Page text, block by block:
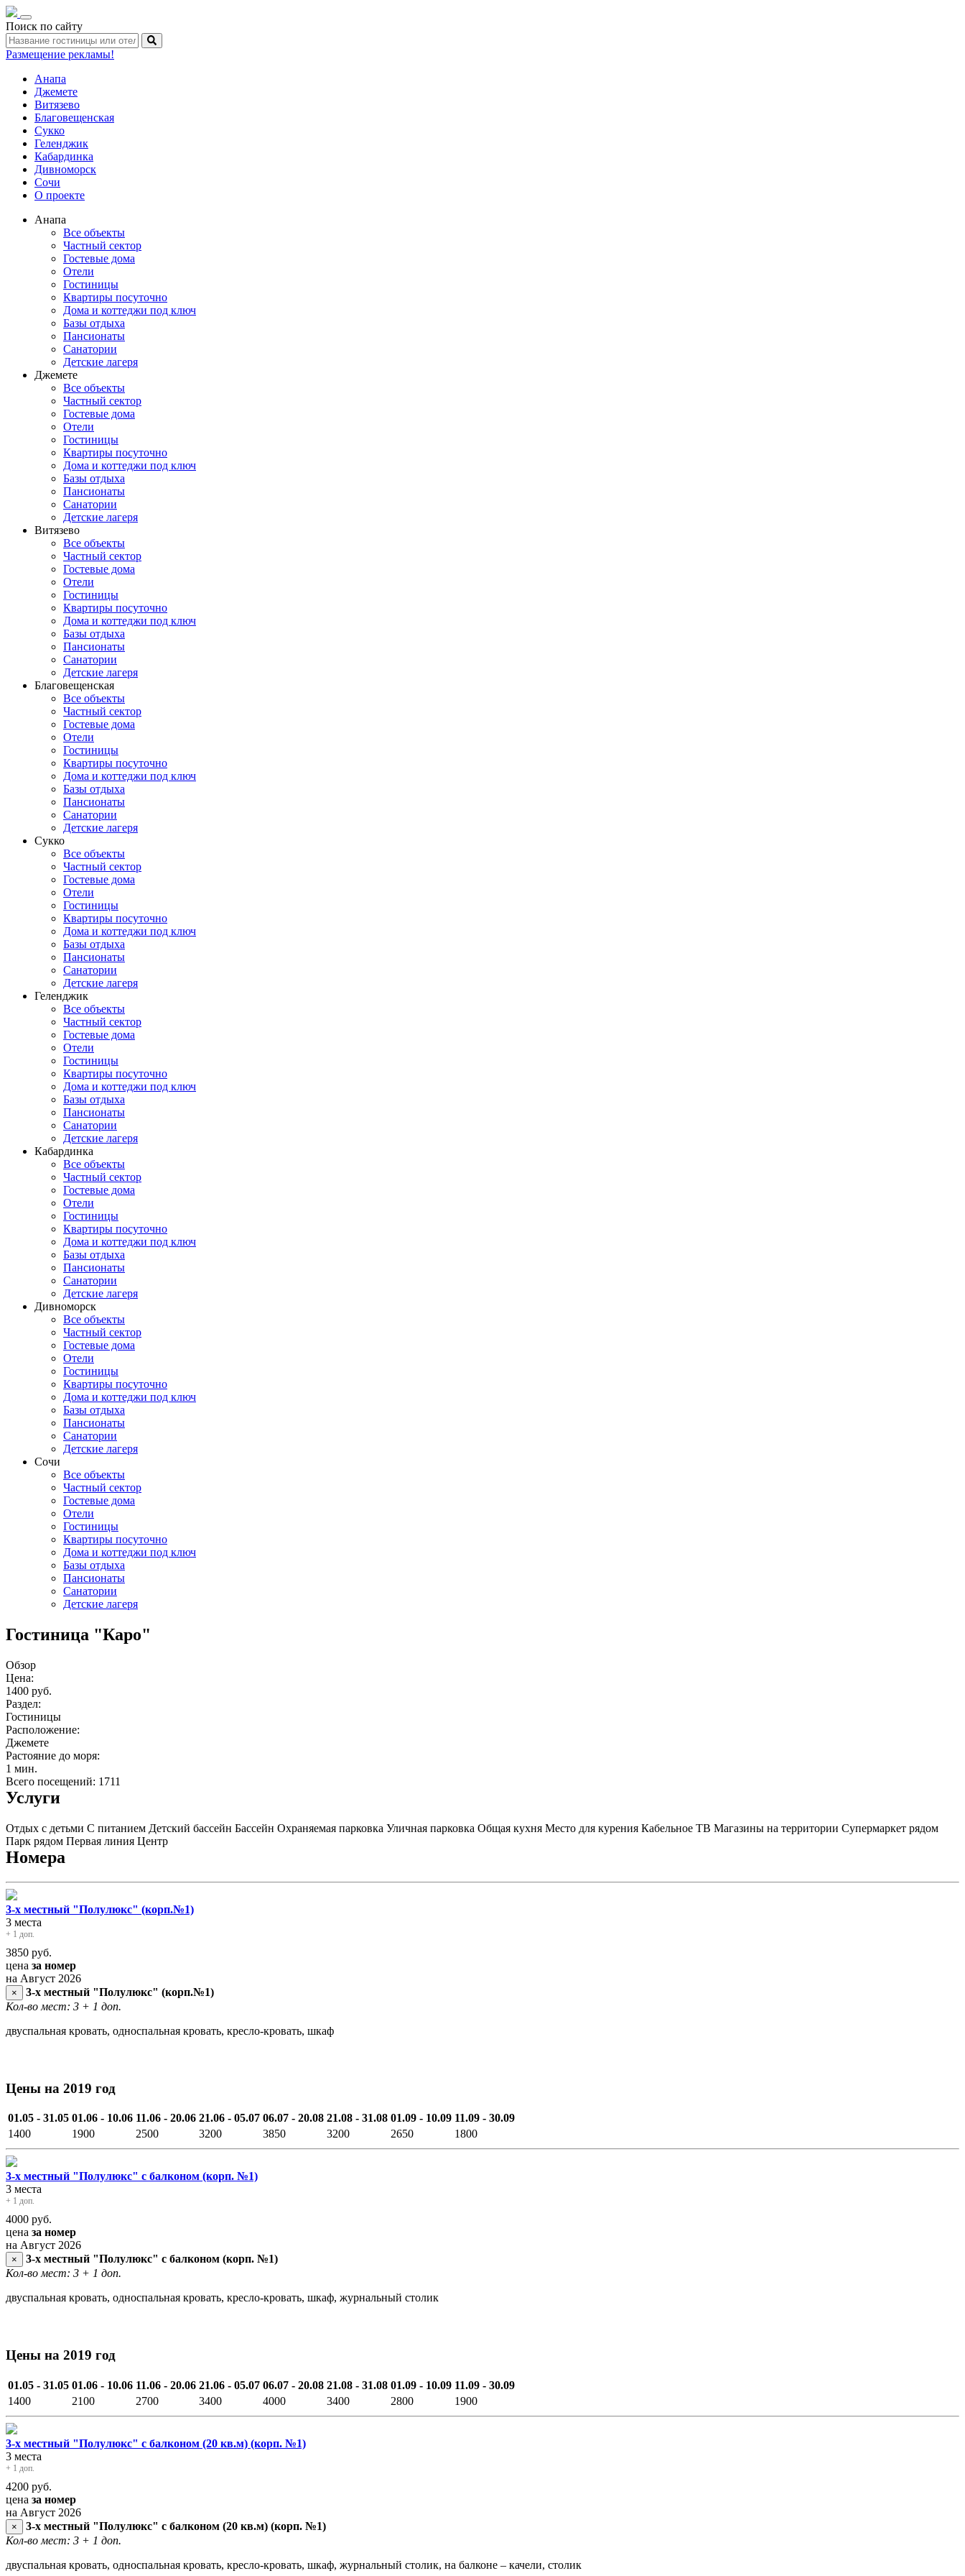
Toggle
navigation
Поиск по сайту
Размещение рекламы!
Анапа
Джемете
Витязево
Благовещенская
Сукко
Геленджик
Кабардинка
Дивноморск
Сочи
О проекте
Анапа
Все объекты
Частный сектор
Гостевые дома
Отели
Гостиницы
Квартиры посуточно
Дома и коттеджи под ключ
Базы отдыха
Пансионаты
Санатории
Детские лагеря
Джемете
Все объекты
Частный сектор
Гостевые дома
Отели
Гостиницы
Квартиры посуточно
Дома и коттеджи под ключ
Базы отдыха
Пансионаты
Санатории
Детские лагеря
Витязево
Все объекты
Частный сектор
Гостевые дома
Отели
Гостиницы
Квартиры посуточно
Дома и коттеджи под ключ
Базы отдыха
Пансионаты
Санатории
Детские лагеря
Благовещенская
Все объекты
Частный сектор
Гостевые дома
Отели
Гостиницы
Квартиры посуточно
Дома и коттеджи под ключ
Базы отдыха
Пансионаты
Санатории
Детские лагеря
Сукко
Все объекты
Частный сектор
Гостевые дома
Отели
Гостиницы
Квартиры посуточно
Дома и коттеджи под ключ
Базы отдыха
Пансионаты
Санатории
Детские лагеря
Геленджик
Все объекты
Частный сектор
Гостевые дома
Отели
Гостиницы
Квартиры посуточно
Дома и коттеджи под ключ
Базы отдыха
Пансионаты
Санатории
Детские лагеря
Кабардинка
Все объекты
Частный сектор
Гостевые дома
Отели
Гостиницы
Квартиры посуточно
Дома и коттеджи под ключ
Базы отдыха
Пансионаты
Санатории
Детские лагеря
Дивноморск
Все объекты
Частный сектор
Гостевые дома
Отели
Гостиницы
Квартиры посуточно
Дома и коттеджи под ключ
Базы отдыха
Пансионаты
Санатории
Детские лагеря
Сочи
Все объекты
Частный сектор
Гостевые дома
Отели
Гостиницы
Квартиры посуточно
Дома и коттеджи под ключ
Базы отдыха
Пансионаты
Санатории
Детские лагеря
Гостиница "Каро"
Обзор
Цена:
1400 руб.
Раздел:
Гостиницы
Расположение:
Джемете
Растояние до моря:
1 мин.
Всего посещений: 1711
Услуги
Отдых с детьми С питанием Детский бассейн Бассейн Охраняемая парковка Уличная парковка Общая кухня Место для курения Кабельное ТВ Магазины на территории Супермаркет рядом
Парк рядом Первая линия Центр
Номера
3-х местный "Полулюкс" (корп.№1)
3 места
+ 1 доп.
3850 руб.
цена за номер
на Август 2026
×
3-х местный "Полулюкс" (корп.№1)
Кол-во мест: 3 + 1 доп.
двуспальная кровать, односпальная кровать, кресло-кровать, шкаф
Цены на 2019 год
01.05 - 31.05 01.06 - 10.06 11.06 - 20.06 21.06 - 05.07 06.07 - 20.08 21.08 - 31.08 01.09 - 10.09 11.09 - 30.09
1400
1900 2500 3200 3850 3200 2650 1800
3-х местный "Полулюкс" с балконом (корп. №1)
3 места
+ 1 доп.
4000 руб.
цена за номер
на Август 2026
×
3-х местный "Полулюкс" с балконом (корп. №1)
Кол-во мест: 3 + 1 доп.
двуспальная кровать, односпальная кровать, кресло-кровать, шкаф, журнальный столик
Цены на 2019 год
01.05 - 31.05 01.06 - 10.06 11.06 - 20.06 21.06 - 05.07 06.07 - 20.08 21.08 - 31.08 01.09 - 10.09 11.09 - 30.09
1400
2100 2700 3400 4000 3400 2800 1900
3-х местный "Полулюкс" с балконом (20 кв.м) (корп. №1)
3 места
+ 1 доп.
4200 руб.
цена за номер
на Август 2026
×
3-х местный "Полулюкс" с балконом (20 кв.м) (корп. №1)
Кол-во мест: 3 + 1 доп.
двуспальная кровать, односпальная кровать, кресло-кровать, шкаф, журнальный столик, на балконе – качели, столик